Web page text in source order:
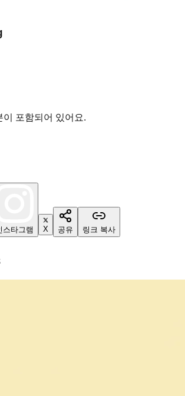
이 포함되어 있어요.
스타그램 X 공유 링크 복사